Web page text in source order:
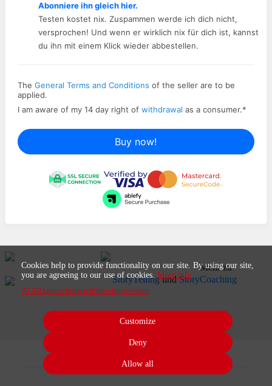
Abonniere ihn gleich hier.
Testen kostet nix. Zuspammen werde ich dich nicht,
versprochen! Und wenn er wirklich nix für dich ist, kannst
du ihn mit einem Klick wieder abbestellen.
The General Terms and Conditions of the seller are to be
applied.
I am aware of my 14 day right of withdrawal as a consumer.*
Buy now!
.Mehr zu
StoryTellingundStoryCoaching
Cookies help to provide functionality on our site. By using our site,
you are agreeing to our use of cookies. More info
AGBDatenschutzrichtlinieImpressum
Customize
Deny
Allow all